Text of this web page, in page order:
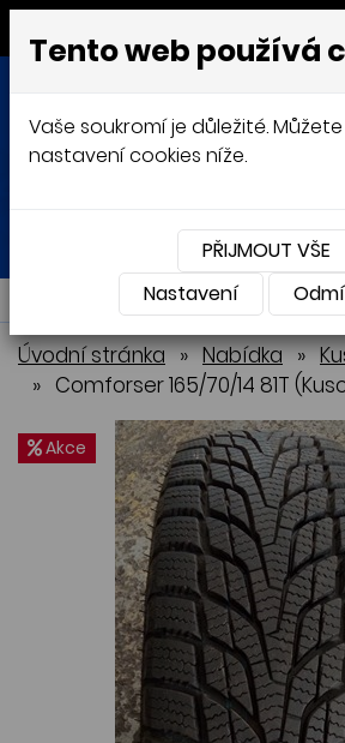
MENU
Přihlásit
NABÍDKA
Úvodní stránka » Nabídka »
» Comforser 165/70/14 81T
Akce
Tento web používá
Vaše soukromí je důležité.
nastavení cookies níže.
PŘIJMOUT VŠE
Nastavení